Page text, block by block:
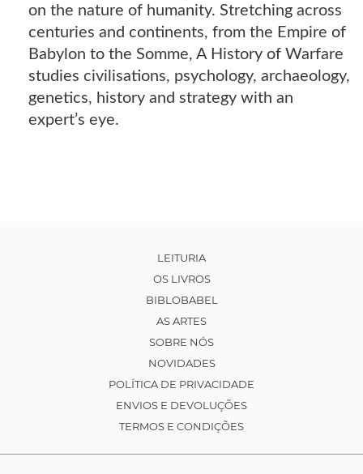
on the nature of humanity. Stretching across
centuries and continents, from the Empire of
Babylon to the Somme, A History of Warfare
studies civilisations, psychology, archaeology,
genetics, history and strategy with an
expert’s eye.
LEITURIA
OS LIVROS
BIBLOBABEL
AS ARTES
SOBRE NÓS
NOVIDADES
POLÍTICA DE PRIVACIDADE
ENVIOS E DEVOLUÇÕES
TERMOS E CONDIÇÕES